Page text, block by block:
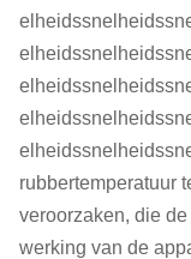
rubbertemperatuur
veroorzaken, die
werking van de